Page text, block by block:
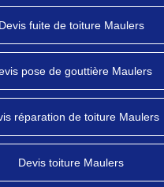
Devis fuite de toiture Maulers
pose de gouttière Maulers
réparation de toiture Maulers
Devis toiture Maulers